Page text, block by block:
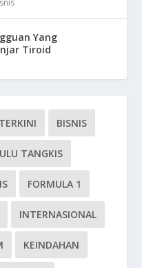
Yang
Tiroid
BISNIS
TANGKIS
FORMULA 1
INTERNASIONAL
KEINDAHAN